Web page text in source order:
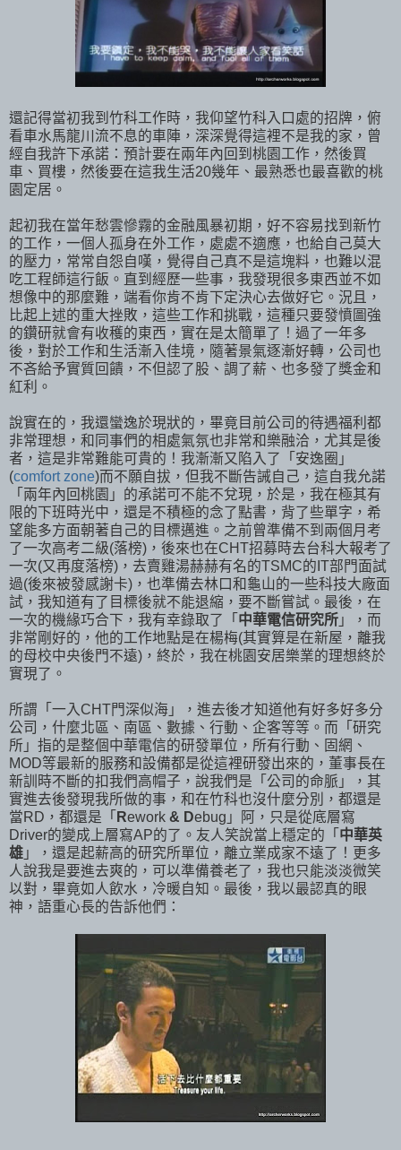
還記得當初我到竹科工作時，我仰望竹科入口處的招牌，俯
看車水馬龍川流不息的車陣，深深覺得這裡不是我的家，曾
經自我許下承諾：預計要在兩年內回到桃園工作，然後買
車、買樓，然後要在這我生活20幾年、最熟悉也最喜歡的桃
園定居。
起初我在當年愁雲慘霧的金融風暴初期，好不容易找到新竹
的工作，一個人孤身在外工作，處處不適應，也給自己莫大
的壓力，常常自怨自嘆，覺得自己真不是這塊料，也難以混
吃工程師這行飯。直到經歷一些事，我發現很多東西並不如
想像中的那麼難，端看你肯不肯下定決心去做好它。況且，
比起上述的重大挫敗，這些工作和挑戰，這種只要發憤圖強
的鑽研就會有收穫的東西，實在是太簡單了！過了一年多
後，對於工作和生活漸入佳境，隨著景氣逐漸好轉，公司也
不吝給予實質回饋，不但認了股、調了薪、也多發了獎金和
紅利。
說實在的，我還蠻逸於現狀的，畢竟目前公司的待遇福利都
非常理想，和同事們的相處氣氛也非常和樂融洽，尤其是後
者，這是非常難能可貴的！我漸漸又陷入了「安逸圈」
(comfort zone)而不願自拔，但我不斷告誡自己，這自我允諾
「兩年內回桃園」的承諾可不能不兌現，於是，我在極其有
限的下班時光中，還是不積極的念了點書，背了些單字，希
望能多方面朝著自己的目標邁進。之前曾準備不到兩個月考
了一次高考二級(落榜)，後來也在CHT招募時去台科大報考了
一次(又再度落榜)，去賣雞湯赫赫有名的TSMC的IT部門面試
過(後來被發感謝卡)，也準備去林口和龜山的一些科技大廠面
試，我知道有了目標後就不能退縮，要不斷嘗試。最後，在
一次的機緣巧合下，我有幸錄取了「 中華電信研究所 」，而
非常剛好的，他的工作地點是在楊梅(其實算是在新屋，離我
的母校中央後門不遠)，終於，我在桃園安居樂業的理想終於
實現了。
所謂「一入CHT門深似海」，進去後才知道他有好多好多分
公司，什麼北區、南區、數據、行動、企客等等。而「研究
所」指的是整個中華電信的研發單位，所有行動、固網、
MOD等最新的服務和設備都是從這裡研發出來的，董事長在
新訓時不斷的扣我們高帽子，說我們是「公司的命脈」，其
實進去後發現我所做的事，和在竹科也沒什麼分別，都還是
當RD，都還是「 Rework & Debug」阿，只是從底層寫
Driver的變成上層寫AP的了。友人笑說當上穩定的「 中華英
雄 」，還是起薪高的研究所單位，離立業成家不遠了！更多
人說我是要進去爽的，可以準備養老了，我也只能淡淡微笑
以對，畢竟如人飲水，冷暖自知。最後，我以最認真的眼
神，語重心長的告訴他們：